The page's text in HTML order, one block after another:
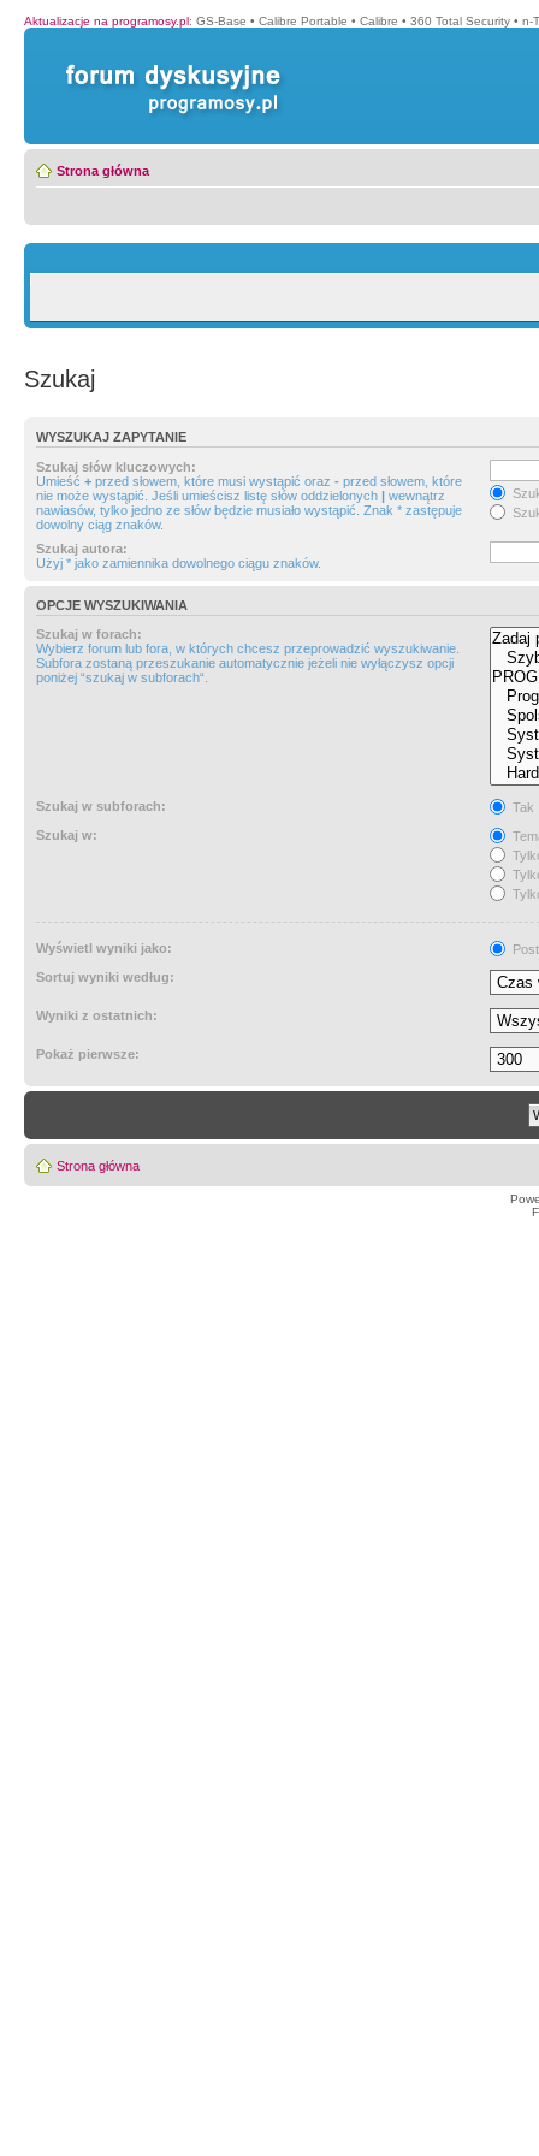
Aktualizacje na programosy.pl: GS-Base • Calibre Portable • Calibre • 360 Total Security • n-
Strona główna
Szukaj
WYSZUKAJ ZAPYTANIE
Szukaj słów kluczowych:
Umieść + przed słowem, które musi wystąpić oraz - przed słowem, które
nie może wystąpić. Jeśli umieścisz listę słów oddzielonych | wewnątrz
nawiasów, tylko jedno ze słów będzie musiało wystąpić. Znak * zastępuje
dowolny ciąg znaków.
Szukaj autora:
Użyj * jako zamiennika dowolnego ciągu znaków.
OPCJE WYSZUKIWANIA
Szukaj w forach:
Wybierz forum lub fora, w których chcesz przeprowadzić wyszukiwanie.
Subfora zostaną przeszukanie automatycznie jeżeli nie wyłączysz opcji
poniżej “szukaj w subforach“.
Szukaj w subforach:
Tak
Szukaj w:
Wyświetl wyniki jako:
Sortuj wyniki według:
Wyniki z ostatnich:
Pokaż pierwsze:
Strona główna